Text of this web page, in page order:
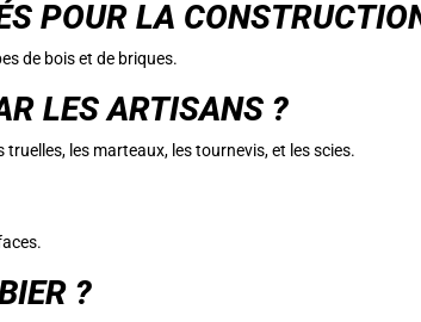
POUR LA
de bois et de briques.
LES ARTISANS ?
les marteaux, les tournevis, et les scies.
?